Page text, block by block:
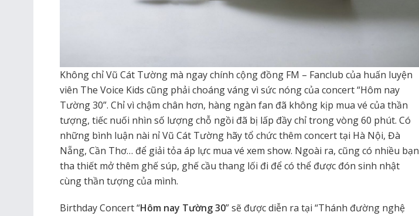
Không chỉ Vũ Cát Tường mà ngay chính cộng đồng FM – Fanclub của huấn luyện
viên The Voice Kids cũng phải choáng váng vì sức nóng của concert “Hôm nay
Tường 30”. Chỉ vì chậm chân hơn, hàng ngàn fan đã không kịp mua vé của thần
tượng, tiếc nuối nhìn số lượng chỗ ngồi đã bị lấp đầy chỉ trong vòng 60 phút. Có
những bình luận nài nỉ Vũ Cát Tường hãy tổ chức thêm concert tại Hà Nội, Đà
Nẵng, Cần Thơ… để giải tỏa áp lực mua vé xem show. Ngoài ra, cũng có nhiều bạn
tha thiết mở thêm ghế súp, ghế cầu thang lối đi để có thể được đón sinh nhật
cùng thần tượng của mình.
Birthday Concert “Hôm nay Tường 30” sẽ được diễn ra tại “Thánh đường nghệ